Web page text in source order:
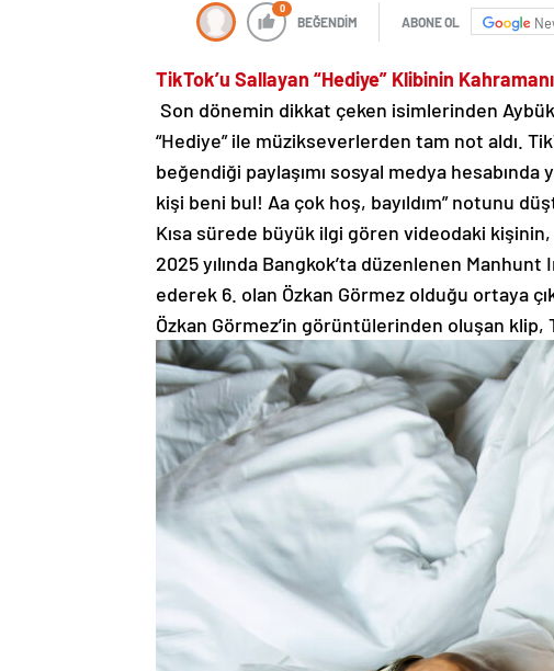
0
BEĞENDİM ABONE OL
TikTok’u Sallayan “Hediye” Klibinin
Son dönemin dikkat çeken isimlerinden
“Hediye” ile müzikseverlerden tam not aldı.
beğendiği paylaşımı sosyal medya hesabında
kişi beni bul! Aa çok hoş, bayıldım” notunu
Kısa sürede büyük ilgi gören videodaki
2025 yılında Bangkok’ta düzenlenen
ederek 6. olan Özkan Görmez olduğu ortaya
Özkan Görmez’in görüntülerinden oluşan